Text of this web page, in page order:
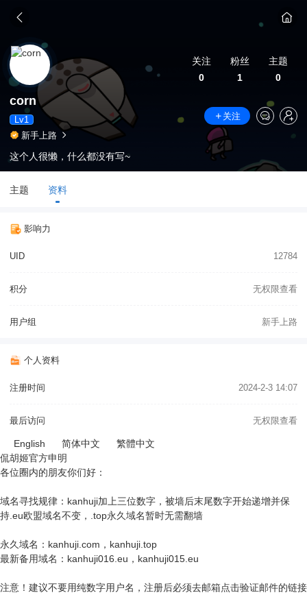
关注
0
粉丝
1
主题
0
corn
Lv1
关注
新手上路
这个人很懒，什么都没有写~
主题 资料
影响力
UID 12784
积分 无权限查看
用户组 新手上路
个人资料
注册时间 2024-2-3 14:07
最后访问 无权限查看
English 简体中文
繁體中文
侃胡姬官方申明
各位圈内的朋友你们好：
域名寻找规律：kanhuji加上三位数字，被墙后末尾数字开始递增并保
持.eu欧盟域名不变，.top永久域名暂时无需翻墙
永久域名：kanhuji.com，kanhuji.top
最新备用域名：kanhuji016.eu，kanhuji015.eu
注意！建议不要用纯数字用户名，注册后必须去邮箱点击验证邮件的链接